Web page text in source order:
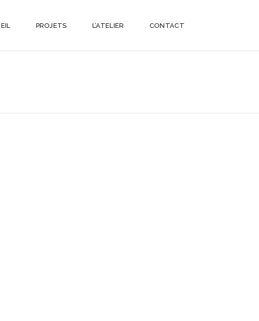
PROJETS L’ATELIER CONTACT